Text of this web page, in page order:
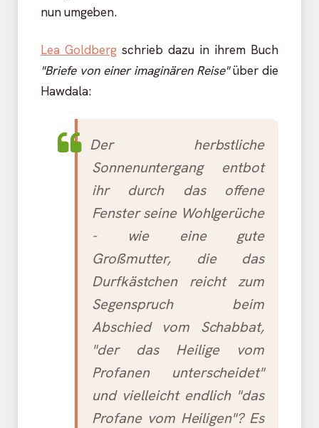
nun umgeben.
Lea Goldbergschrieb dazu in ihrem Buch
"Briefe von einer imaginären Reise"über die
Hawdala:
Der herbstliche
Sonnenuntergang entbot
ihr durch das offene
Fenster seine Wohlgerüche
- wie eine gute
Großmutter, die das
Durfkästchen reicht zum
Segenspruch beim
Abschied vom Schabbat,
"der das Heilige vom
Profanen unterscheidet"
und vielleicht endlich "das
Profane vom Heiligen"? Es